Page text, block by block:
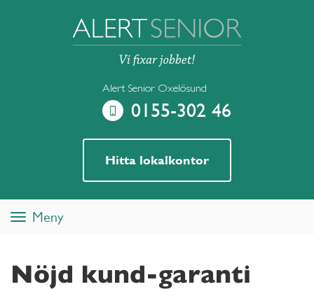
Alert Senior Oxelösund
0155-302 46
Hitta lokalkontor
ToggleMeny
Nöjd kund-garanti